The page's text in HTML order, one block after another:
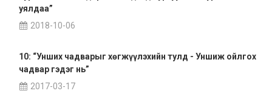
уялдаа”
2018-10-06
10: “Унших чадварыг хөгжүүлэхийн тулд - Уншиж ойлгох
чадвар гэдэг нь”
2017-03-17